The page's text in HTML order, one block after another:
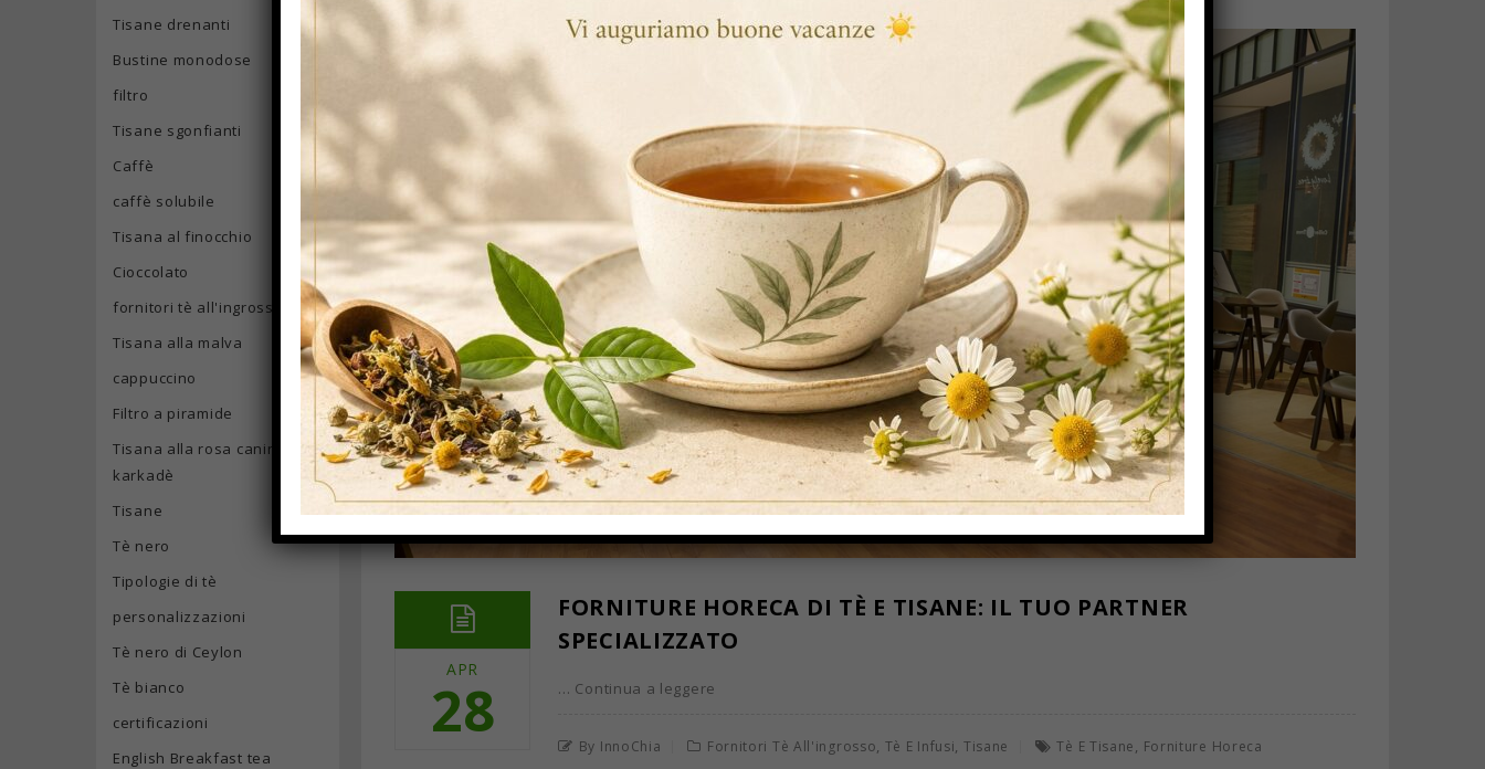
APR
28
FORNITURE HORECA DI TÈ E TISANE: IL TUO PARTNER
SPECIALIZZATO
… Continua a leggere
By InnoChia Fornitori Tè All'ingrosso, Tè E Infusi, Tisane Tè E Tisane, Forniture Horeca
Tisane drenanti
Bustine monodose
filtro
Tisane sgonfianti
Caffè
caffè solubile
Tisana al finocchio
Cioccolato
fornitori tè all'ingrosso
Tisana alla malva
cappuccino
Filtro a piramide
Tisana alla rosa canina e
karkadè
Tisane
Tè nero
Tipologie di tè
personalizzazioni
Tè nero di Ceylon
Tè bianco
certificazioni
English Breakfast tea